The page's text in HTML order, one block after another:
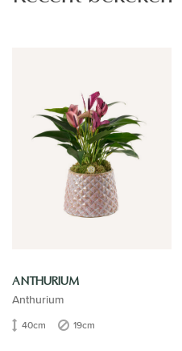
ANTHURIUM
Anthurium
40cm 19cm